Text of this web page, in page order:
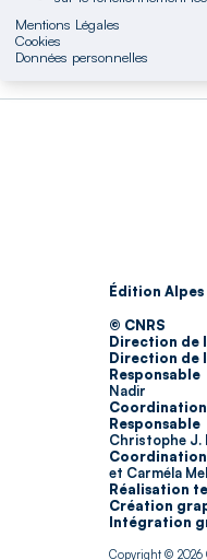
Mentions Légales
Cookies
Données personnelles
Édition Alpes
© CNRS
Direction de
Direction de
Nadir
Christophe J.
et Carméla
Réalisation
Création
Intégration
Copyright © 2026